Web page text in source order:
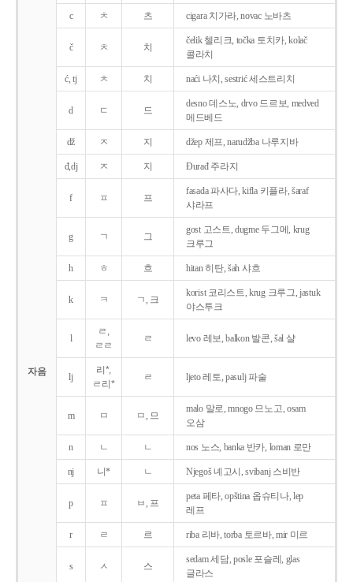
자음
c ㅊ 츠 cigara 치가라, novac 노바츠
č ㅊ 치
čelik 첼리크, točka 토치카, kolač
콜라치
ć, tj ㅊ 치 naći 나치, sestrić 세스트리치
d ㄷ 드
desno 데스노, drvo 드르보, medved
메드베드
dž ㅈ 지 džep 제프, narudžba 나루지바
đ,dj ㅈ 지 Ðurađ 주라지
f ㅍ 프
fasada 파사다, kifla 키플라, šaraf
샤라프
g ㄱ 그
gost 고스트, dugme 두그메, krug
크루그
h ㅎ 흐 hitan 히탄, šah 샤흐
k ㅋ ㄱ, 크
korist 코리스트, krug 크루그, jastuk
야스투크
l
ㄹ,
ㄹㄹ
ㄹ levo 레보, balkon 발콘, šal 샬
lj
리*,
ㄹ리*
ㄹ ljeto 레토, pasulj 파술
m ㅁ ㅁ, 므
malo 말로, mnogo 므노고, osam
오삼
n ㄴ ㄴ nos 노스, banka 반카, loman 로만
nj 니* ㄴ Njegoš 녜고시, svibanj 스비반
p ㅍ ㅂ, 프
peta 페타, opština 옵슈티나, lep
레프
r ㄹ 르 riba 리바, torba 토르바, mir 미르
s ㅅ 스
sedam 세담, posle 포슬레, glas
글라스